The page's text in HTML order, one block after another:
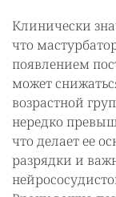
Клинически
что
появлением
может
возрастной
нередко
что делает ее
разрядки и